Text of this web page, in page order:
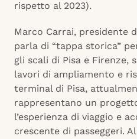
rispetto al 2023).
Marco Carrai, presidente
parla di “tappa storica”
gli scali di Pisa e Firenze,
lavori di ampliamento e
terminal di Pisa,
rappresentano un
l’esperienza di viaggio e
crescente di passeggeri.